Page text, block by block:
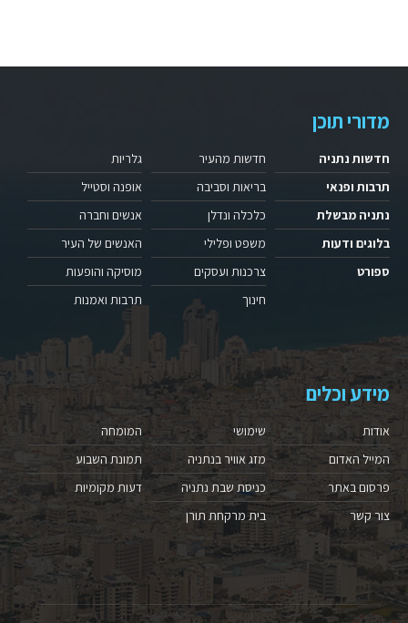
מדורי תוכן
חדשות נתניה
תרבות ופנאי
נתניה מבשלת
בלוגים ודעות
ספורט
חדשות מהעיר
בריאות וסביבה
כלכלה ונדלן
משפט ופלילי
צרכנות ועסקים
חינוך
גלריות
אופנה וסטייל
אנשים וחברה
האנשים של העיר
מוסיקה והופעות
תרבות ואמנות
מידע וכלים
אודות
המייל האדום
פרסום באתר
צור קשר
שימושי
מזג אוויר בנתניה
כניסת שבת נתניה
בית מרקחת תורן
המומחה
תמונת השבוע
דעות מקומיות